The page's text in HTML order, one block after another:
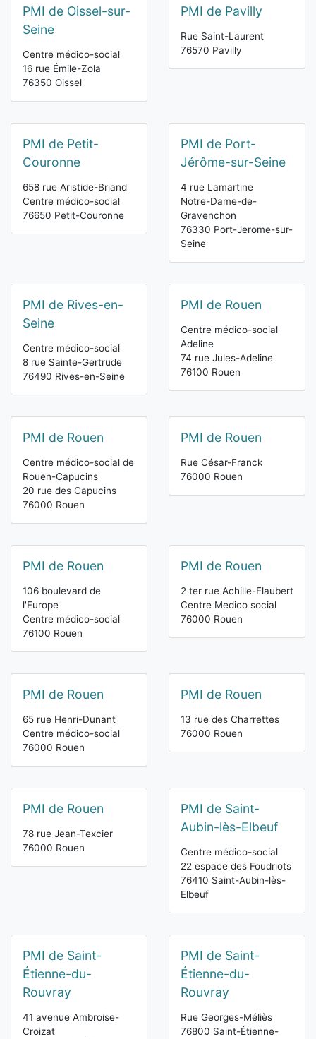
PMI de Oissel-sur-
Seine
Centre médico-social
16 rue Émile-Zola
76350 Oissel
PMI de Pavilly
Rue Saint-Laurent
76570 Pavilly
PMI de Petit-
Couronne
658 rue Aristide-Briand
Centre médico-social
76650 Petit-Couronne
PMI de Port-
Jérôme-sur-Seine
4 rue Lamartine
Notre-Dame-de-
Gravenchon
76330 Port-Jerome-sur-
Seine
PMI de Rives-en-
Seine
Centre médico-social
8 rue Sainte-Gertrude
76490 Rives-en-Seine
PMI de Rouen
Centre médico-social
Adeline
74 rue Jules-Adeline
76100 Rouen
PMI de Rouen
Centre médico-social de
Rouen-Capucins
20 rue des Capucins
76000 Rouen
PMI de Rouen
Rue César-Franck
76000 Rouen
PMI de Rouen
106 boulevard de
l'Europe
Centre médico-social
76100 Rouen
PMI de Rouen
2 ter rue Achille-Flaubert
Centre Medico social
76000 Rouen
PMI de Rouen
65 rue Henri-Dunant
Centre médico-social
76000 Rouen
PMI de Rouen
13 rue des Charrettes
76000 Rouen
PMI de Rouen
78 rue Jean-Texcier
76000 Rouen
PMI de Saint-
Aubin-lès-Elbeuf
Centre médico-social
22 espace des Foudriots
76410 Saint-Aubin-lès-
Elbeuf
PMI de Saint-
Étienne-du-
Rouvray
41 avenue Ambroise-
Croizat
PMI de Saint-
Étienne-du-
Rouvray
Rue Georges-Méliès
76800 Saint-Étienne-